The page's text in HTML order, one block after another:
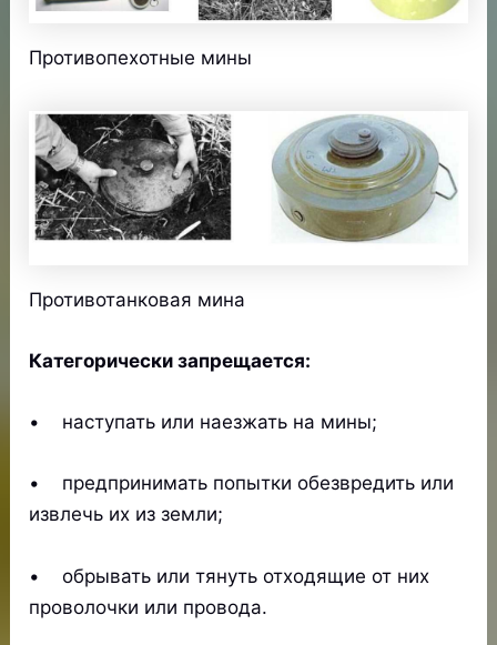
Противопехотные мины
Противотанковая мина
Категорически запрещается:
• наступать или наезжать на мины;
• предпринимать попытки обезвредить или
извлечь их из земли;
• обрывать или тянуть отходящие от них
проволочки или провода.